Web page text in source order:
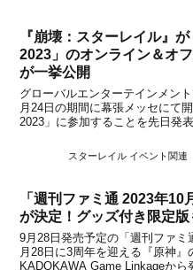
『崩壊：スターレイル』
2023」のオンライン＆オ
が一挙公開
グローバルエンターテインメン
月24日の期間に幕張メッセにて
2023」に参加することを先日発
ウでは、HoYoverseはオフライ
『原神』、『崩壊：スターレイ
スターレイル イベント関連
「週刊ファミ通 2023年
が決定！グッズ付き限定
9月28日発売予定の「週刊ファミ
月28日に3周年を迎える『原神
KADOKAWA Game Linkageか